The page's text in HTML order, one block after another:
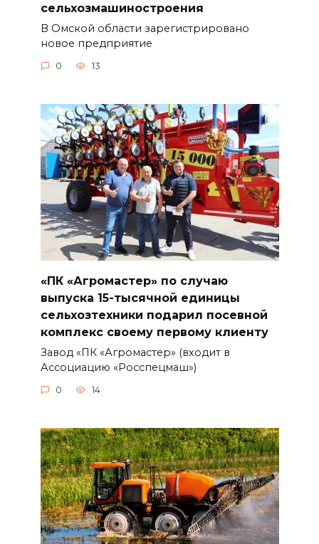
сельхозмашиностроения
В Омской области зарегистрировано
новое предприятие
0 13
«ПК «Агромастер» по случаю
выпуска 15-тысячной единицы
сельхозтехники подарил посевной
комплекс своему первому клиенту
Завод «ПК «Агромастер» (входит в
Ассоциацию «Росспецмаш»)
0 14